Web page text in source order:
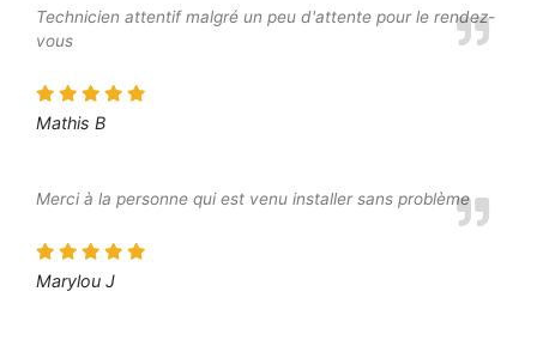
Technicien attentif malgré un peu d'attente pour le rendez-
vous
Mathis B
Merci à la personne qui est venu installer sans problème
Marylou J